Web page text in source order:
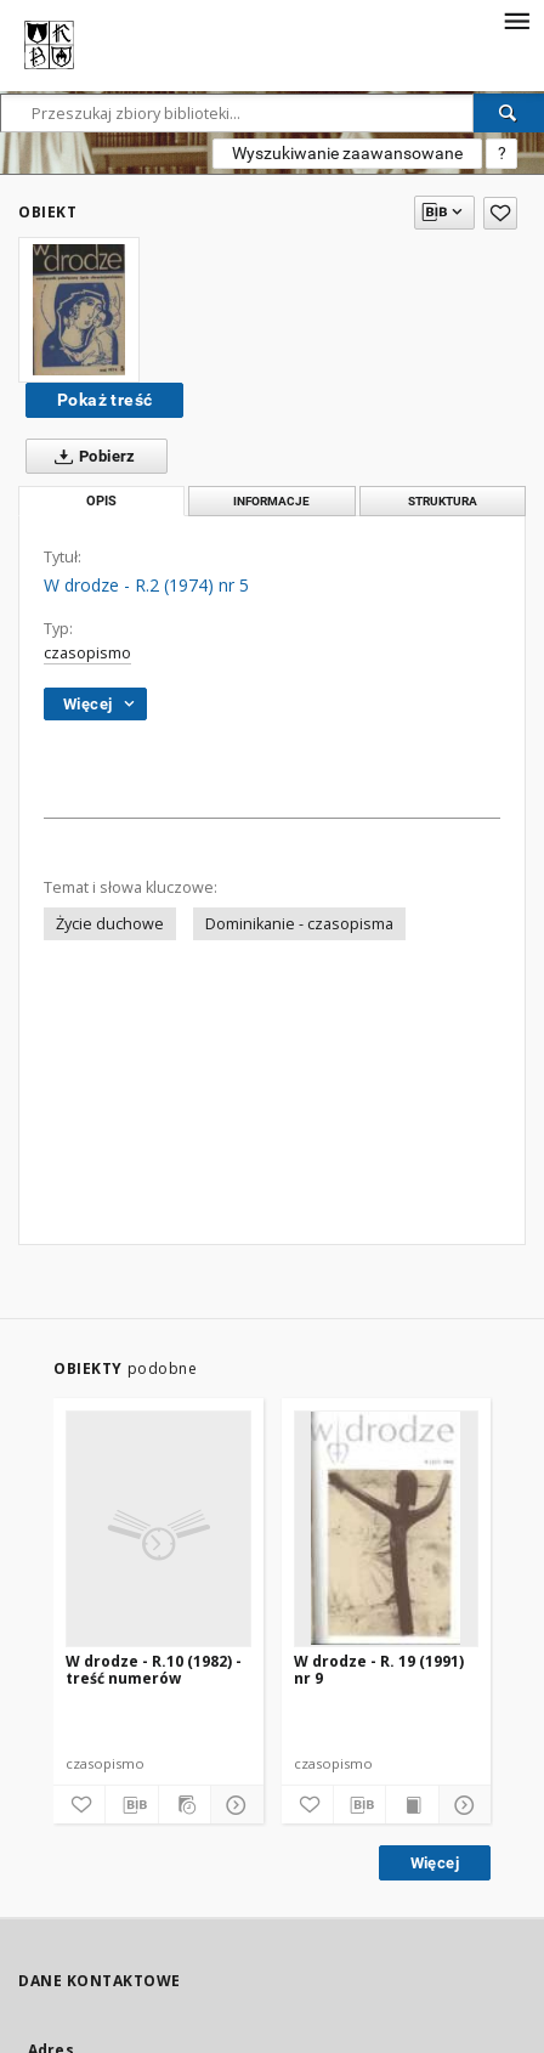
Wyszukiwanie zaawansowane ?
OBIEKT
Pokaż treść
Pobierz
OPIS INFORMACJE STRUKTURA
Tytuł:
W drodze - R.2 (1974) nr 5
Typ:
czasopismo
Więcej
Temat i słowa kluczowe:
Życie duchowe
Dominikanie - czasopisma
OBIEKTY podobne
W drodze - R.10 (1982) -
treść numerów
czasopismo
W drodze - R. 19 (1991)
nr 9
czasopismo
Więcej
DANE KONTAKTOWE